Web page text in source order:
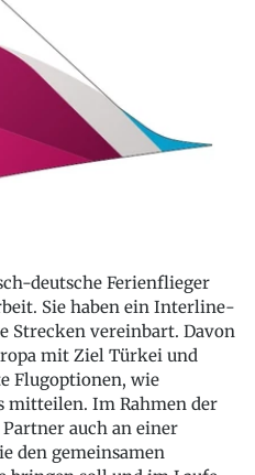
deutsche Ferienflieger
Sie haben ein Interline-
Strecken vereinbart. Davon
mit Ziel Türkei und
Flugoptionen, wie
mitteilen. Im Rahmen der
auch an einer
den gemeinsamen